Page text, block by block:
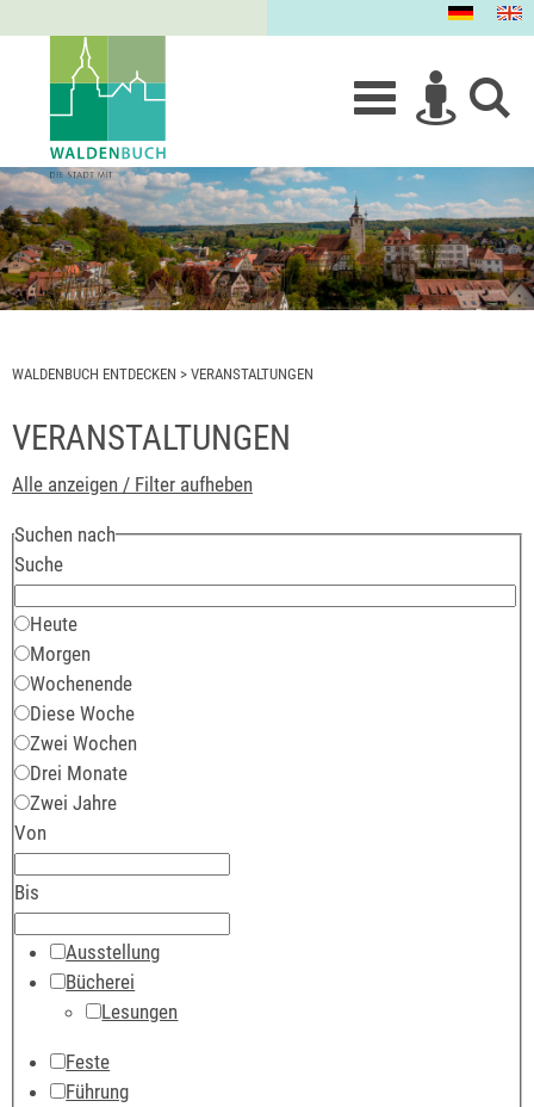
WALDENBUCH ENTDECKEN > VERANSTALTUNGEN
VERANSTALTUNGEN
Alle anzeigen / Filter aufheben
Suchen nach
Suche
Heute
Morgen
Wochenende
Diese Woche
Zwei Wochen
Drei Monate
Zwei Jahre
Von
Bis
Ausstellung
Bücherei
Lesungen
Feste
Führung